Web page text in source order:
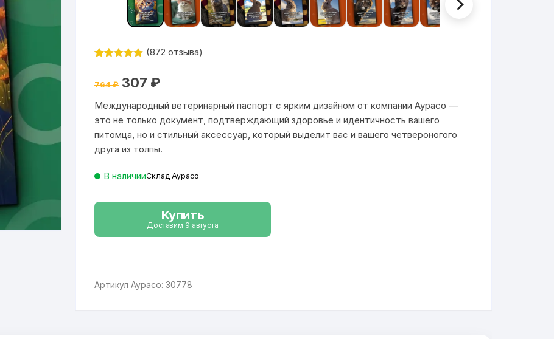
на основе
пользовател
ей
(872 отзыва)
764₽ Первоначальная
цена
764 ₽.
307 ₽Текущая
Международный ветеринарный паспорт с ярким дизайном от компании Аурасо —
это не только документ, подтверждающий здоровье и идентичность вашего
питомца, но и стильный аксессуар, который выделит вас и вашего четвероногого
друга из толпы.
В наличииСклад Аурасо
Купить
Доставим 9 августа
Артикул Аурасо: 30778